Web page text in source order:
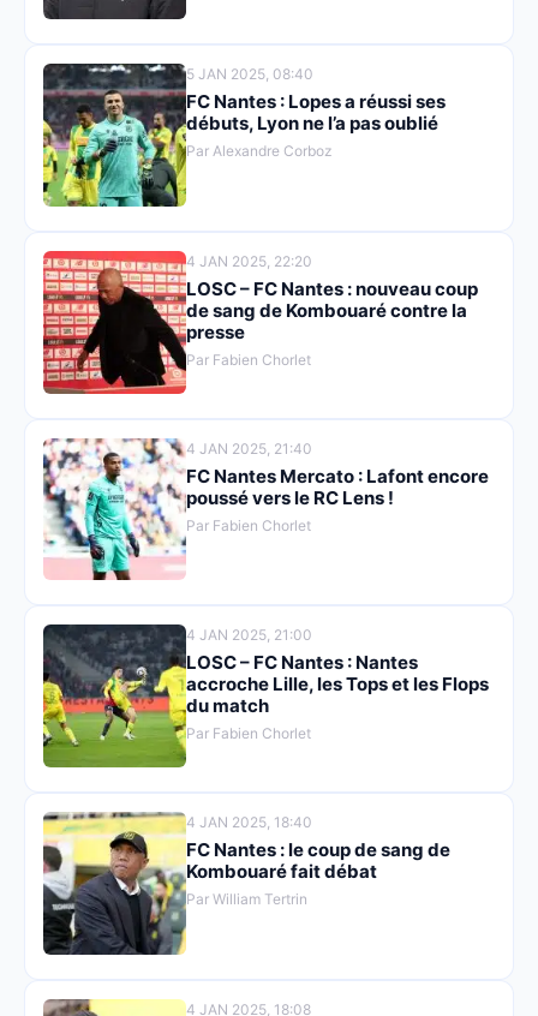
5 JAN 2025, 08:40
FC Nantes : Lopes a réussi ses
débuts, Lyon ne l’a pas oublié
Par Alexandre Corboz
4 JAN 2025, 22:20
LOSC – FC Nantes : nouveau coup
de sang de Kombouaré contre la
presse
Par Fabien Chorlet
4 JAN 2025, 21:40
FC Nantes Mercato : Lafont encore
poussé vers le RC Lens !
Par Fabien Chorlet
4 JAN 2025, 21:00
LOSC – FC Nantes : Nantes
accroche Lille, les Tops et les Flops
du match
Par Fabien Chorlet
4 JAN 2025, 18:40
FC Nantes : le coup de sang de
Kombouaré fait débat
Par William Tertrin
4 JAN 2025, 18:08